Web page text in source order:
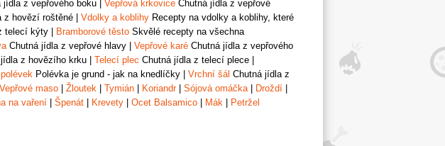
jídla z vepřového boku Vepřová krkovice Chutná jídla z vepřové
z hovězí roštěné Vdolky a koblihy Recepty na vdolky a koblihy, které
telecí kýty Bramborové těsto Skvělé recepty na všechna
Chutná jídla z vepřové hlavy Vepřové karé Chutná jídla z vepřového
z hovězího krku Telecí plec Chutná jídla z telecí plece
Polévka je grund - jak na knedlíčky Vrchní šál Chutná jídla z
Vepřové maso Žloutek Tymián Koriandr| Sójová omáčka Droždí
na vaření Špenát Krevety Ocet Balsamico Mák
Petržel